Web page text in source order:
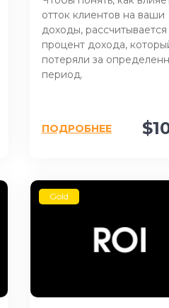
отток клиентов на ваши
доходы, рассчитывается
процент дохода,
потеряли за
период.
ПОДРОБНЕЕ
Gold